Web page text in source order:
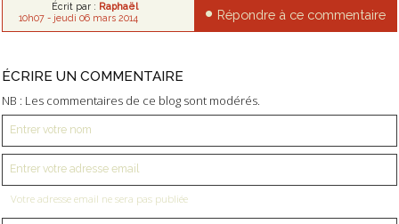
Écrit par : Raphaël
10h07- jeudi 06 mars 2014 Répondre à ce commentaire
ÉCRIRE UN COMMENTAIRE
NB : Les commentaires de ce blog sont modérés.
Votre adresse email ne sera pas publiée